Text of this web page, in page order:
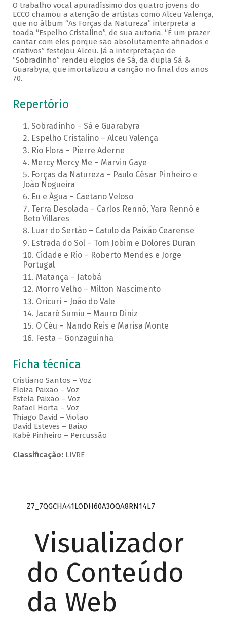
O trabalho vocal apuradíssimo dos quatro jovens do
ECCO chamou a atenção de artistas como Alceu Valença,
que no álbum “As Forças da Natureza” interpreta a
toada “Espelho Cristalino”, de sua autoria. “É um prazer
cantar com eles porque são absolutamente afinados e
criativos” festejou Alceu. Já a interpretação de
“Sobradinho” rendeu elogios de Sá, da dupla Sá &
Guarabyra, que imortalizou a canção no final dos anos
70.
Repertório
Sobradinho – Sá e Guarabyra
Espelho Cristalino – Alceu Valença
Rio Flora – Pierre Aderne
Mercy Mercy Me – Marvin Gaye
Forças da Natureza – Paulo César Pinheiro e
João Nogueira
Eu e Água – Caetano Veloso
Terra Desolada – Carlos Rennó, Yara Rennó e
Beto Villares
Luar do Sertão – Catulo da Paixão Cearense
Estrada do Sol – Tom Jobim e Dolores Duran
Cidade e Rio – Roberto Mendes e Jorge
Portugal
Matança – Jatobá
Morro Velho – Milton Nascimento
Oricuri – João do Vale
Jacaré Sumiu – Mauro Diniz
O Céu – Nando Reis e Marisa Monte
Festa – Gonzaguinha
Ficha técnica
Cristiano Santos – Voz
Eloiza Paixão – Voz
Estela Paixão – Voz
Rafael Horta – Voz
Thiago David – Violão
David Esteves – Baixo
Kabé Pinheiro – Percussão
Classificação:LIVRE
Z7_7QGCHA41LODH60A3OQA8RN14L7
Visualizador
do Conteúdo
da Web